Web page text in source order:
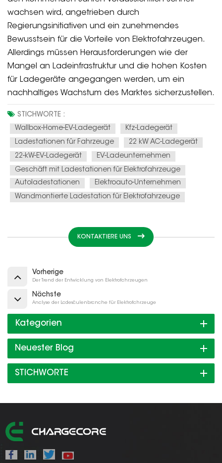
wachsen wird, angetrieben durch
Regierungsinitiativen und ein zunehmendes
Bewusstsein für die Vorteile von Elektrofahrzeugen.
Allerdings müssen Herausforderungen wie der
Mangel an Ladeinfrastruktur und die hohen Kosten
für Ladegeräte angegangen werden, um ein
nachhaltiges Wachstum des Marktes sicherzustellen.
STICHWORTE :
Wallbox-Home-EV-Ladegerät
Kfz-Ladegerät
Ladestationen für Fahrzeuge
22 kW AC-Ladegerät
22-kW-EV-Ladegerät
EV-Ladeunternehmen
Geschäft mit Ladestationen für Elektrofahrzeuge
Autoladestationen
Elektroauto-Unternehmen
Wandmontierte Ladestation für Elektrofahrzeuge
KONTAKTIERE UNS
Vorherige
Der Trend der Entwicklung von Elektrofahrzeugen
Nächste
Analyse der Ladesäulenbranche für Elektrofahrzeuge
Kategorien
Neuester Blog
STICHWORTE